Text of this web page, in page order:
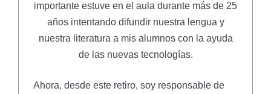
importante estuve en el aula durante más de 25
años intentando difundir nuestra lengua y
nuestra literatura a mis alumnos con la ayuda
de las nuevas tecnologías.
Ahora, desde este retiro, soy responsable de